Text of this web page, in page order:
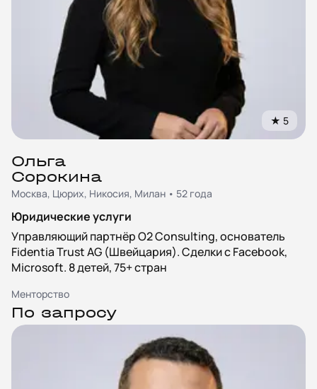
★ 5
Ольга
Сорокина
Москва, Цюрих, Никосия, Милан • 52 года
Юридические услуги
Управляющий партнёр O2 Consulting, основатель
Fidentia Trust AG (Швейцария). Сделки с Facebook,
Microsoft. 8 детей, 75+ стран
Менторство
По запросу